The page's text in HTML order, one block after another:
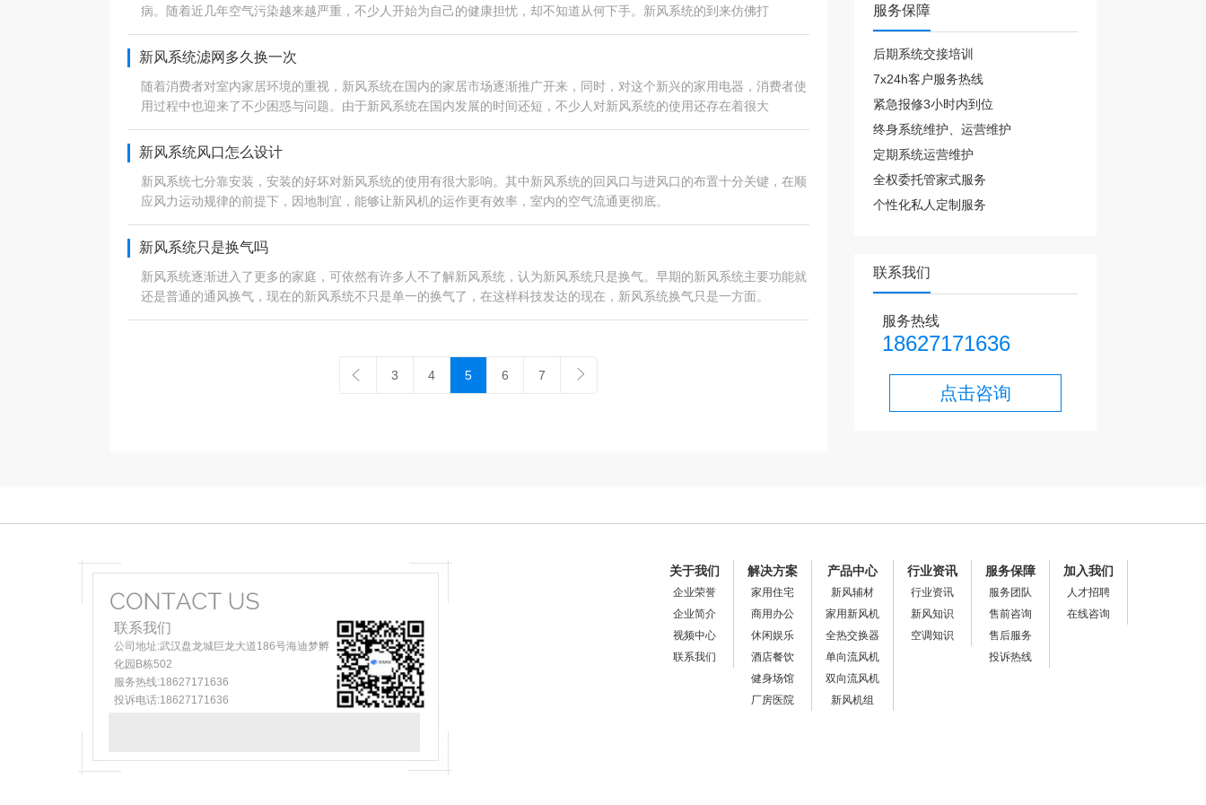
病。随着近几年空气污染越来越严重，不少人开始为自己的健康担忧，却不知道从何下手。新风系统的到来仿佛打
新风系统滤网多久换一次
随着消费者对室内家居环境的重视，新风系统在国内的家居市场逐渐推广开来，同时，对这个新兴的家用电器，消费者使
用过程中也迎来了不少困惑与问题。由于新风系统在国内发展的时间还短，不少人对新风系统的使用还存在着很大
新风系统风口怎么设计
新风系统七分靠安装，安装的好坏对新风系统的使用有很大影响。其中新风系统的回风口与进风口的布置十分关键，在顺
应风力运动规律的前提下，因地制宜，能够让新风机的运作更有效率，室内的空气流通更彻底。
新风系统只是换气吗
新风系统逐渐进入了更多的家庭，可依然有许多人不了解新风系统，认为新风系统只是换气。早期的新风系统主要功能就
还是普通的通风换气，现在的新风系统不只是单一的换气了，在这样科技发达的现在，新风系统换气只是一方面。
3 4 5 6 7
服务保障
后期系统交接培训
7x24h客户服务热线
紧急报修3小时内到位
终身系统维护、运营维护
定期系统运营维护
全权委托管家式服务
个性化私人定制服务
联系我们
服务热线
18627171636
点击咨询
联系我们
公司地址:武汉盘龙城巨龙大道186号海迪梦孵
化园B栋502
服务热线:18627171636
投诉电话:18627171636
关于我们
企业荣誉
企业简介
视频中心
联系我们
解决方案
家用住宅
商用办公
休闲娱乐
酒店餐饮
健身场馆
厂房医院
产品中心
新风辅材
家用新风机
全热交换器
单向流风机
双向流风机
新风机组
行业资讯
行业资讯
新风知识
空调知识
服务保障
服务团队
售前咨询
售后服务
投诉热线
加入我们
人才招聘
在线咨询